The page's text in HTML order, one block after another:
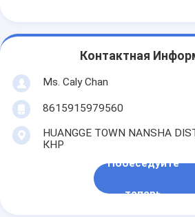
Контактная
Ms. Caly Chan
8615915979560
HUANGGE TOWN NANSHA
КНР
Побеседуйте
теперь